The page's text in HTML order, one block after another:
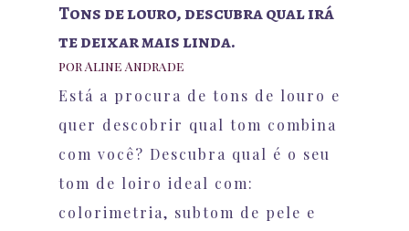
Tons de louro, descubra qual irá
te deixar mais linda.
porAline Andrade
Está a procura de tons de louro e
quer descobrir qual tom combina
com você? Descubra qual é o seu
tom de loiro ideal com:
colorimetria, subtom de pele e